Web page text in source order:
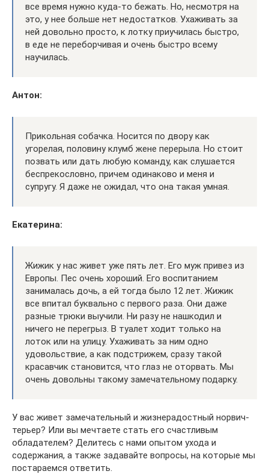
все время нужно куда-то бежать. Но, несмотря на
это, у нее больше нет недостатков. Ухаживать за
ней довольно просто, к лотку приучилась быстро,
в еде не переборчивая и очень быстро всему
научилась.
Антон:
Прикольная собачка. Носится по двору как
угорелая, половину клумб жене перерыла. Но стоит
позвать или дать любую команду, как слушается
беспрекословно, причем одинаково и меня и
супругу. Я даже не ожидал, что она такая умная.
Екатерина:
Жижик у нас живет уже пять лет. Его муж привез из
Европы. Пес очень хороший. Его воспитанием
занималась дочь, а ей тогда было 12 лет. Жижик
все впитал буквально с первого раза. Они даже
разные трюки выучили. Ни разу не нашкодил и
ничего не перегрыз. В туалет ходит только на
лоток или на улицу. Ухаживать за ним одно
удовольствие, а как подстрижем, сразу такой
красавчик становится, что глаз не оторвать. Мы
очень довольны такому замечательному подарку.
У вас живет замечательный и жизнерадостный норвич-
терьер? Или вы мечтаете стать его счастливым
обладателем? Делитесь с нами опытом ухода и
содержания, а также задавайте вопросы, на которые мы
постараемся ответить.